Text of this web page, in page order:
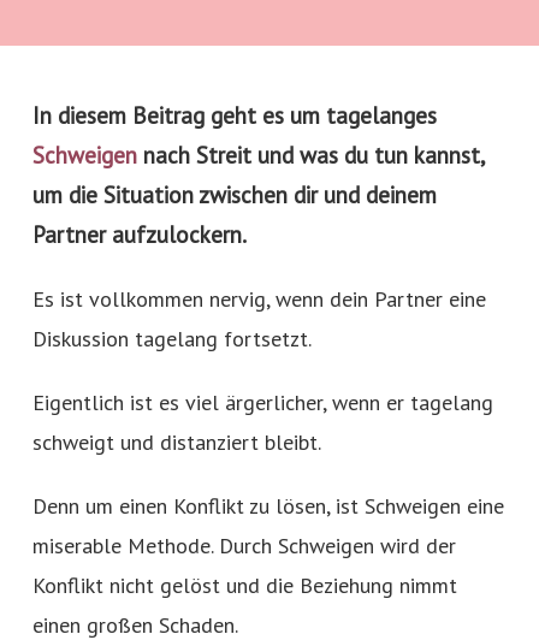
In diesem Beitrag geht es um tagelanges
Schweigen nach Streit und was du tun kannst,
um die Situation zwischen dir und deinem
Partner aufzulockern.
Es ist vollkommen nervig, wenn dein Partner eine
Diskussion tagelang fortsetzt.
Eigentlich ist es viel ärgerlicher, wenn er tagelang
schweigt und distanziert bleibt.
Denn um einen Konflikt zu lösen, ist Schweigen eine
miserable Methode. Durch Schweigen wird der
Konflikt nicht gelöst und die Beziehung nimmt
einen großen Schaden.